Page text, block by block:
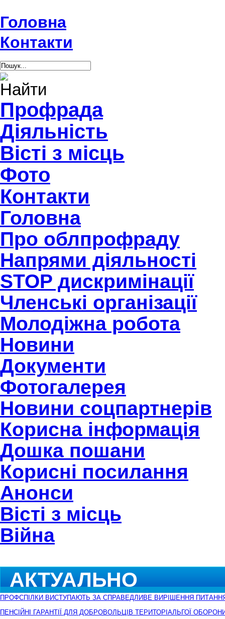
Головна
Контакти
Профрада
Діяльність
Вісті з місць
Фото
Контакти
Головна
Про облпрофраду
Напрями діяльності
STOP дискримінації
Членські організації
Молодіжна робота
Новини
Документи
Фотогалерея
Новини соцпартнерів
Корисна інформація
Дошка пошани
Корисні посилання
Анонси
Вісті з місць
Війна
АКТУАЛЬНО
ПРОФСПІЛКИ ВИСТУПАЮТЬ ЗА СПРАВЕДЛИВЕ ВИРІШЕННЯ
ПЕНСІЙНІ ГАРАНТІЇ ДЛЯ ДОБРОВОЛЬЦІВ ТЕРИТОРІАЛЬГОЇ